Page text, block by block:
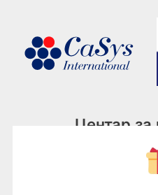
Центар за